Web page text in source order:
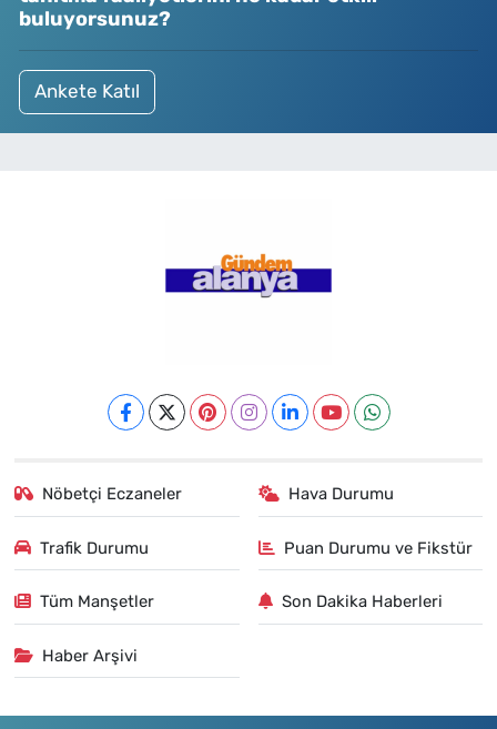
buluyorsunuz?
Ankete Katıl
Nöbetçi Eczaneler Hava Durumu
Trafik Durumu Puan Durumu ve Fikstür
Tüm Manşetler Son Dakika Haberleri
Haber Arşivi